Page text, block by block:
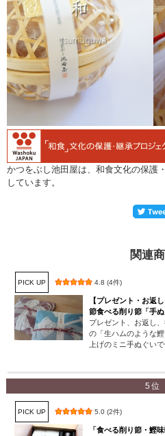
かつをぶし池田屋は、和食文化の保護
しています。
関連
PICK UP 4.8 (4件)
【プレゼント・お返
節食べる削り節「手ぬ
プレゼント、お返し
の「生ハムのような
上げのミニ手ぬぐい
5位
PICK UP 5.0 (2件)
「食べる削り節・鰹